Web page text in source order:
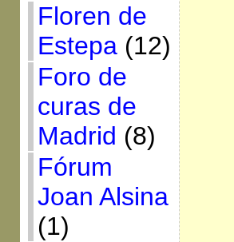
Floren de
Estepa(12)
Foro de
curas de
Madrid (8)
Fórum
Joan Alsina
(1)